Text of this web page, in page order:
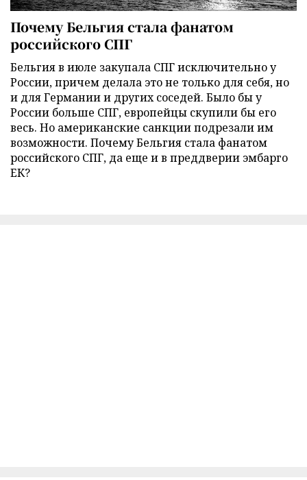
Почему Бельгия стала фанатом
российского СПГ
Бельгия в июле закупала СПГ исключительно у
России, причем делала это не только для себя, но
и для Германии и других соседей. Было бы у
России больше СПГ, европейцы скупили бы его
весь. Но американские санкции подрезали им
возможности. Почему Бельгия стала фанатом
российского СПГ, да еще и в преддверии эмбарго
ЕК?